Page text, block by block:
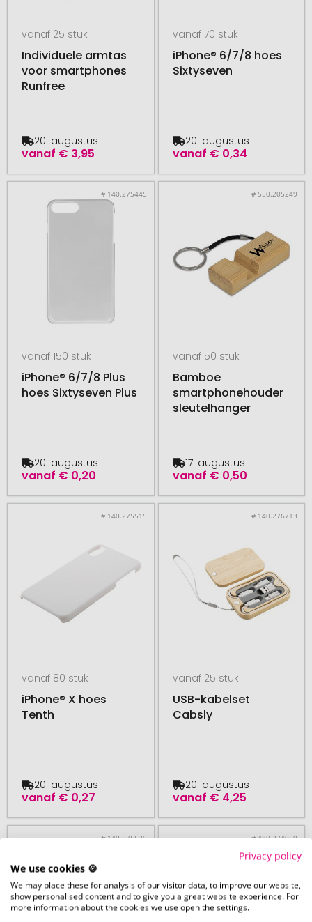
vanaf 25 stuk
Individuele armtas
voor smartphones
Runfree
vanaf € 3,95
20. augustus
vanaf 70 stuk
iPhone® 6/7/8 hoes
Sixtyseven
vanaf € 0,34
20. augustus
# 140.275445
vanaf 150 stuk
iPhone® 6/7/8 Plus
hoes Sixtyseven Plus
vanaf € 0,20
20. augustus
# 550.205249
vanaf 50 stuk
Bamboe
smartphonehouder
sleutelhanger
vanaf € 0,50
17. augustus
# 140.275515
vanaf 80 stuk
iPhone® X hoes
Tenth
vanaf € 0,27
20. augustus
# 140.276713
vanaf 25 stuk
USB-kabelset
Cabsly
vanaf € 4,25
20. augustus
# 140.275539 # 480.274050
Privacy policy
We use cookies 🍪
We may place these for analysis of our visitor data, to improve our website,
show personalised content and to give you a great website experience. For
more information about the cookies we use open the settings.